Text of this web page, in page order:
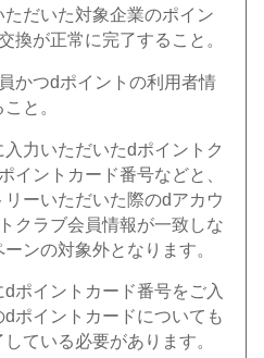
ただいた対象企業のポイン
換が正常に完了すること。
かつdポイントの利用者情
と。
入力いただいたdポイントク
イントカード番号などと、
ーいただいた際のdアカウ
クラブ会員情報が一致しな
ンの対象外となります。
ポイントカード番号をご入
ポイントカードについても
ている必要があります。